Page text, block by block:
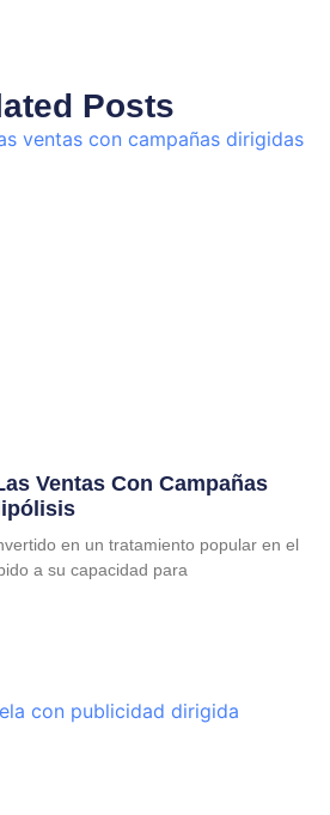
Posts
Ventas Con Campañas
en un tratamiento popular en el
a su capacidad para